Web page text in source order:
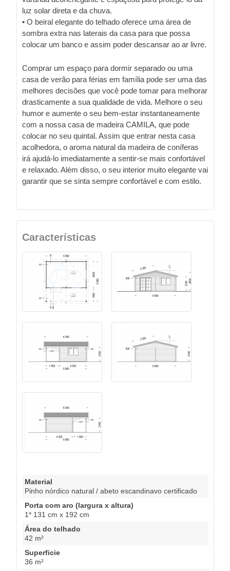
luz solar direta e da chuva.
• O beiral elegante do telhado oferece uma área de
sombra extra nas laterais da casa para que possa
colocar um banco e assim poder descansar ao ar livre.
Comprar um espaço para dormir separado ou uma
casa de verão para férias em família pode ser uma das
melhores decisões que você pode tomar para melhorar
drasticamente a sua qualidade de vida. Melhore o seu
humor e aumente o seu bem-estar instantaneamente
com a nossa casa de madeira CAMILA, que pode
colocar no seu quintal. Assim que entrar nesta casa
acolhedora, o aroma natural da madeira de coníferas
irá ajudá-lo imediatamente a sentir-se mais confortável
e relaxado. Além disso, o seu interior muito elegante vai
garantir que se sinta sempre confortável e com estilo.
Características
Material
Pinho nórdico natural / abeto escandinavo certificado
Porta com aro (largura x altura)
1* 131 cm x 192 cm
Área do telhado
42 m²
Superficie
36 m²